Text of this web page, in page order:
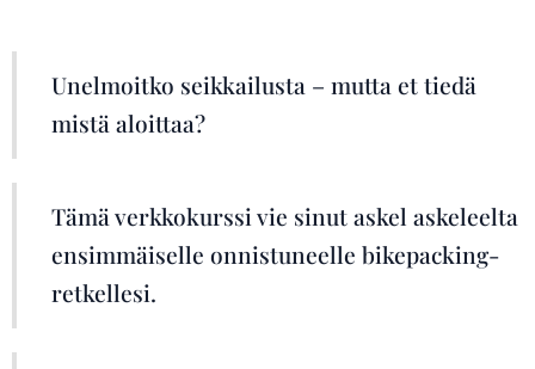
Unelmoitko seikkailusta – mutta et tiedä
mistä aloittaa?
Tämä verkkokurssi vie sinut askel askeleelta
ensimmäiselle onnistuneelle bikepacking-
retkellesi.